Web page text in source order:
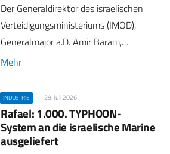
Der Generaldirektor des israelischen
Verteidigungsministeriums (IMOD),
Generalmajor a.D. Amir Baram,…
Mehr
INDUSTRIE 29. Juli 2026
Rafael: 1.000. TYPHOON-
System an die israelische Marine
ausgeliefert